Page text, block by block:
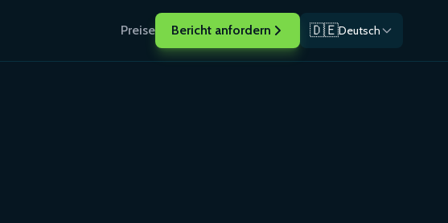
Preise Bericht anfordern 🇩🇪Deutsch